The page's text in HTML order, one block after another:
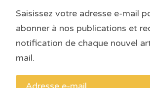
Saisissez votre adresse e-mail
abonner à nos publications et
notification de chaque nouvel
mail.
Adresse